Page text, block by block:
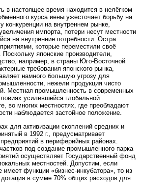
в настоящее время находится в нелёгком
курса иены ужесточает борьбу на
конкуренции на внутреннем рынке,
импорта, потери несут местности
на внутренние потребности. Остра
которые переместили своё
Поскольку японские производители,
например, в страны Юго-Восточной
требования японского рынка,
намного большую угрозу для
нежели продукция чисто
Местная промышленность в современных
усилившейся глобальной
во многих местностях, где преобладают
наблюдается застойное положение.
для активизации скоплений средних и
в 1992 г., предусматривает
в периферийных районах.
под создание промышленного парка
осуществляет Государственный фонд
местностей. Допустим, если
функции «бизнес-инкубатора», то из
в сумме 70% общих расходов для